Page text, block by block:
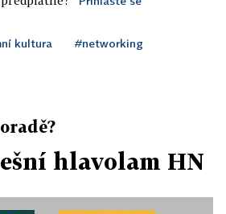
kultura #networking
hlavolam HN